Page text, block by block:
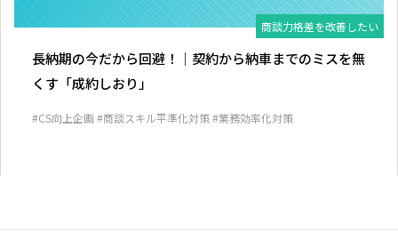
商談力格差を改善したい
長納期の今だから回避！｜契約から納車までのミスを無
くす「成約しおり」
#CS向上企画 #商談スキル平準化対策#業務効率化対策